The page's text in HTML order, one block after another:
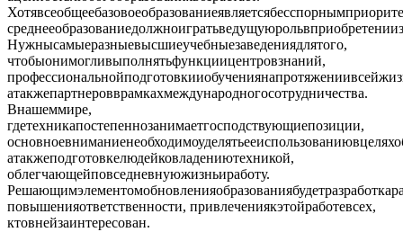
Нужнысамыеразныевысшиеучебныезаведениядлятого,
чтобыонимогливыполнятьфункциицентровзнаний,
атакжепартнеровврамкахмеждународногосотрудничества.
Внашеммире,
гдетехникапостепеннозанимаетгосподствующиепозиции,
атакжеподготовкелюдейковладениютехникой,
облегчающейповседневнуюжизньиработу.
повышенияответственности, привлечениякэтойработевсех,
ктовнейзаинтересован.